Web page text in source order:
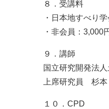
８．受講料
・日本地すべり
・非会員：3,000
９．講師
国立研究開発法
上席研究員 杉
１０．CPD